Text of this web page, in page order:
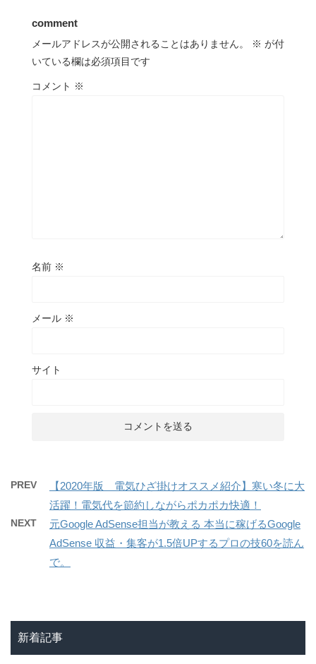
comment
メールアドレスが公開されることはありません。 ※ が付
いている欄は必須項目です
コメント ※
名前 ※
メール ※
サイト
PREV
【2020年版 電気ひざ掛けオススメ紹介】寒い冬に大
活躍！電気代を節約しながらポカポカ快適！
NEXT
元Google AdSense担当が教える 本当に稼げるGoogle
AdSense 収益・集客が1.5倍UPするプロの技60を読ん
で。
新着記事